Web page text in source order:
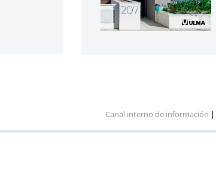
Canal interno de información |